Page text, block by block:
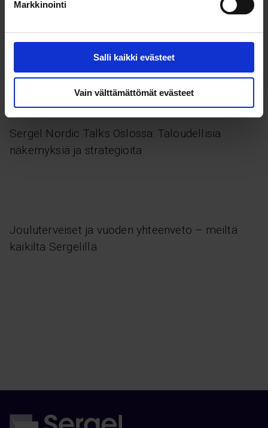
Markkinointi
Salli kaikki evästeet
Vain välttämättömät evästeet
Vastuullisuus, joka muuttaa pelin – Sergel
Sergel Nordic Talks Oslossa: Taloudellisia
näkemyksiä ja strategioita
Jouluterveiset ja vuoden yhteenveto – meiltä
kaikilta Sergelillä